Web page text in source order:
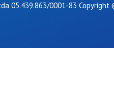
05.439.863/0001-83